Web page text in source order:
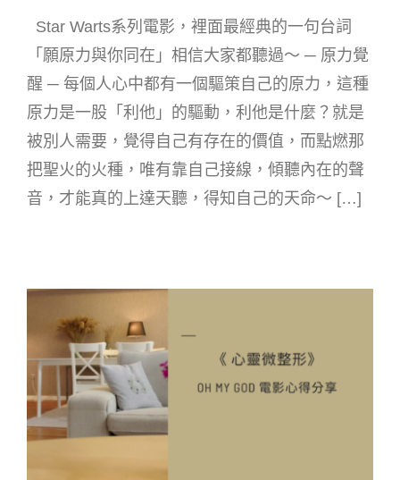
Star Warts系列電影，裡面最經典的一句台詞
「願原力與你同在」相信大家都聽過～ ─ 原力覺
醒 ─ 每個人心中都有一個驅策自己的原力，這種
原力是一股「利他」的驅動，利他是什麼？就是
被別人需要，覺得自己有存在的價值，而點燃那
把聖火的火種，唯有靠自己接線，傾聽內在的聲
音，才能真的上達天聽，得知自己的天命～ […]